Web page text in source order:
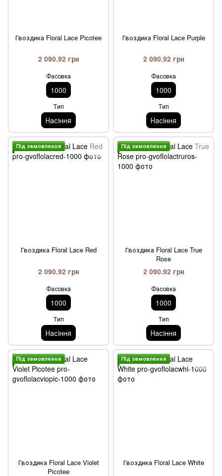
Гвоздика Floral Lace Picotee
2 090.92 грн
Фасовка
1000
Тип
Насiння
Гвоздика Floral Lace Purple
2 090.92 грн
Фасовка
1000
Тип
Насiння
Пiд замовлення
Гвоздика Floral Lace Red
2 090.92 грн
Фасовка
1000
Тип
Насiння
Пiд замовлення
Гвоздика Floral Lace True
Rose
2 090.92 грн
Фасовка
1000
Тип
Насiння
Пiд замовлення
Гвоздика Floral Lace Violet
Picotee
Пiд замовлення
Гвоздика Floral Lace White